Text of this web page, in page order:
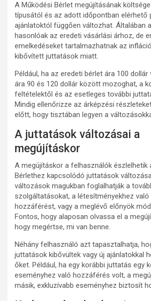
A Működési Bérlet megújításának
típusától és az adott időpontban elérhető
ajánlatoktól függően változhat. Általában
hasonlóak az eredeti vásárlási árhoz, de
emelkedéseket tartalmazhatnak az
kibővített juttatások miatt.
Például, ha az eredeti bérlet ára 100
ára 90 és 120 dollár között mozoghat, a
feltételektől és az esetleges további
Mindig ellenőrizze az árképzési
előtt, hogy tisztában legyen a
A juttatások változásai a
megújításkor
A megújításkor a felhasználók észlelhetik
Bérlethez kapcsolódó juttatások
változások magukban foglalhatják a
szolgáltatásokat, a létesítményekhez
hozzáférést, vagy a meglévő előnyök
Fontos, hogy alaposan olvassa el a
hogy megértse, mi van benne.
Néhány felhasználó azt tapasztalhatja,
juttatások kibővültek vagy új ajánlatokkal
őket. Például, ha egy korábbi juttatás egy
eseményhez való hozzáférés volt, a
másik, exkluzívabb eseményhez biztosít